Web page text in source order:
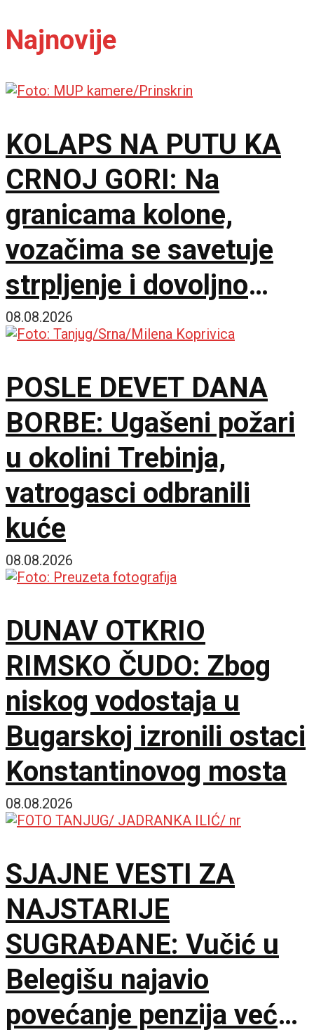
Najnovije
KOLAPS NA PUTU KA
CRNOJ GORI: Na
granicama kolone,
vozačima se savetuje
strpljenje i dovoljno
vode
08.08.2026
POSLE DEVET DANA
BORBE: Ugašeni požari
u okolini Trebinja,
vatrogasci odbranili
kuće
08.08.2026
DUNAV OTKRIO
RIMSKO ČUDO: Zbog
niskog vodostaja u
Bugarskoj izronili ostaci
Konstantinovog mosta
08.08.2026
SJAJNE VESTI ZA
NAJSTARIJE
SUGRAĐANE: Vučić u
Belegišu najavio
povećanje penzija već